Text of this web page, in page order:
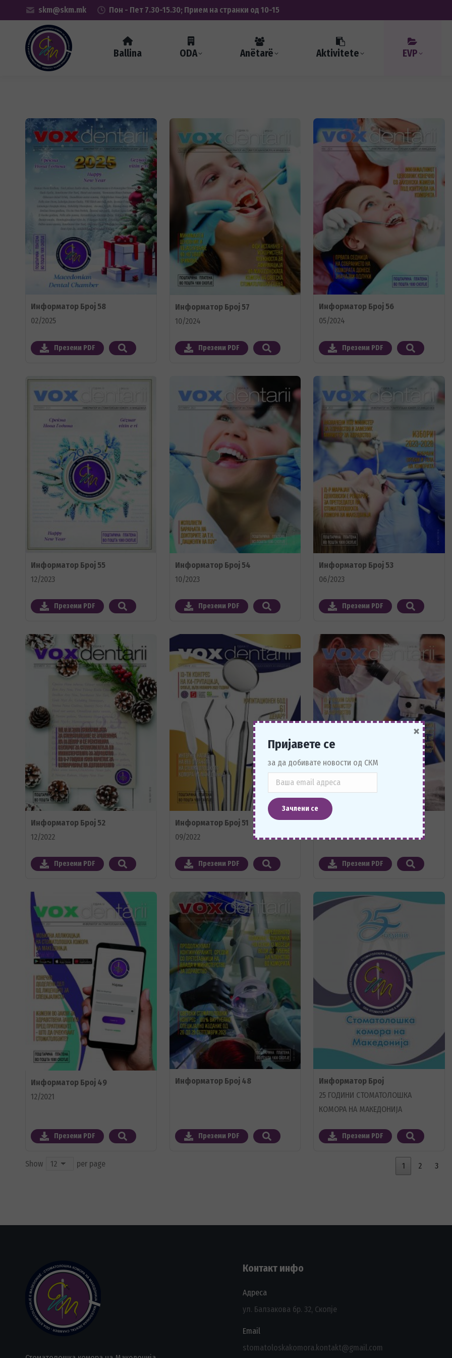
skm@skm.mk Пон - Пет 7.30-15.30; Прием на странки од 10-15
Ballina ODA Anëtarë Aktivitete EVP
Информатор Број 58
02/2025
Преземи PDF
Информатор Број 57
10/2024
Преземи PDF
Информатор Број 56
05/2024
Преземи PDF
Информатор Број 55
12/2023
Преземи PDF
Информатор Број 54
10/2023
Преземи PDF
Информатор Број 53
06/2023
Преземи PDF
Информатор Број 52
12/2022
Преземи PDF
Информатор Број 51
09/2022
Преземи PDF
Информатор Број 50
04/2022
Преземи PDF
Информатор Број 49
12/2021
Преземи PDF
Информатор Број 48
Преземи PDF
Информатор Број
25 ГОДИНИ СТОМАТОЛОШКА
КОМОРА НА МАКЕДОНИЈА
Преземи PDF
Show per page 1 2 3
Контакт инфо
Адреса
ул. Балзакова бр. 32, Скопје
Email
stomatoloskakomora.kontakt@gmail.com
Пријавете се
за да добивате новости од СКМ
×